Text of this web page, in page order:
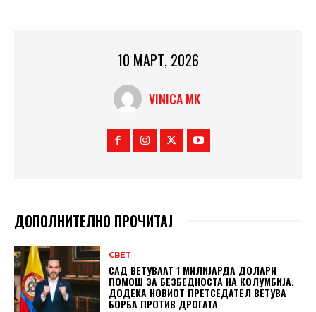
10 МАРТ, 2026
VINICA MK
ДОПОЛНИТЕЛНО ПРОЧИТАЈ
СВЕТ
САД ВЕТУВААТ 1 МИЛИЈАРДА ДОЛАРИ
ПОМОШ ЗА БЕЗБЕДНОСТА НА КОЛУМБИЈА,
ДОДЕКА НОВИОТ ПРЕТСЕДАТЕЛ ВЕТУВА
БОРБА ПРОТИВ ДРОГАТА